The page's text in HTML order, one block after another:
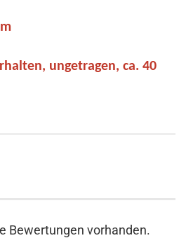
ungetragen, ca. 40
Bewertungen vorhanden.